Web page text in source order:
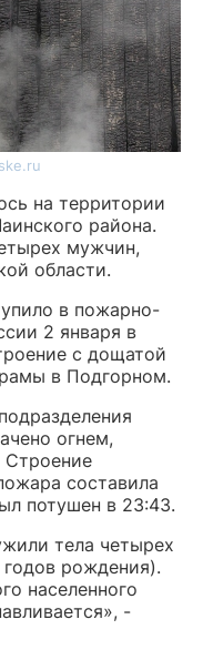
на территории
района.
мужчин,
области.
в пожарно-
2 января в
с дощатой
в Подгорном.
огнем,
составила
потушен в 23:43.
тела четырех
годов рождения).
населенного
-